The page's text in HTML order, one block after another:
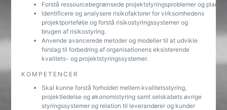
Forstå ressourcebegrænsede projektstyringsproblemer og
Identificere og analysere risikofaktorer for virksomhedens
projektportefølje og forstå risikostyringssystemer og
brugen af risikostyring.
Anvende avancerede metoder og modeller til at udvikle
forslag til forbedring af organisationens eksisterende
kvalitets- og projektstyringssystemer.
KOMPETENCER
Skal kunne forstå forholdet mellem kvalitetsstyring,
projektledelse og økonomistyring samt selskabets øvrige
styringssystemer og relation til leverandører og kunder